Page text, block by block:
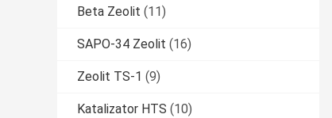
Beta Zeolit (11)
SAPO-34 Zeolit (16)
Zeolit ​​TS-1 (9)
Katalizator HTS (10)